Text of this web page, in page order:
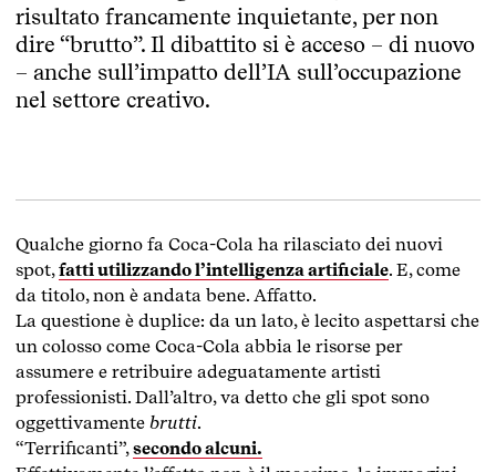
risultato francamente inquietante, per non
dire “brutto”. Il dibattito si è acceso – di nuovo
– anche sull’impatto dell’IA sull’occupazione
nel settore creativo.
Qualche giorno fa Coca-Cola ha rilasciato dei nuovi
spot,fatti utilizzando l’intelligenza artificiale. E, come
da titolo, non è andata bene. Affatto.
La questione è duplice: da un lato, è lecito aspettarsi che
un colosso come Coca-Cola abbia le risorse per
assumere e retribuire adeguatamente artisti
professionisti. Dall’altro, va detto che gli spot sono
oggettivamente brutti.
“Terrificanti”,secondo alcuni.